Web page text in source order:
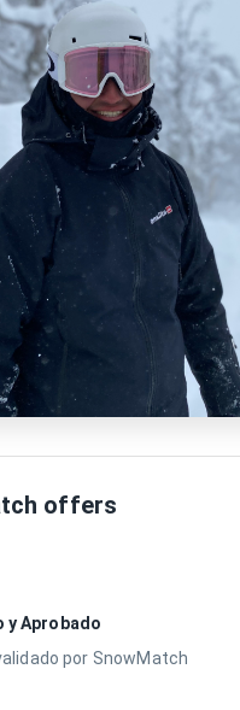
offers
y Aprobado
por SnowMatch